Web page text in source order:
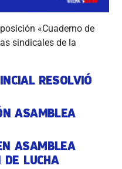
«Cuaderno de
sindicales de la
RESOLVIÓ
ASAMBLEA
ASAMBLEA
LUCHA